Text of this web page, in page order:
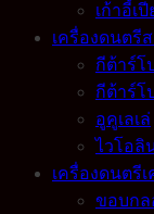
เก้าอี้เ
เครื่องดนตรี
กีต้าร์โ
กีต้าร์โ
อูคูเลเล่
ไวโอลิ
เครื่องดนตรี
ขอบกล